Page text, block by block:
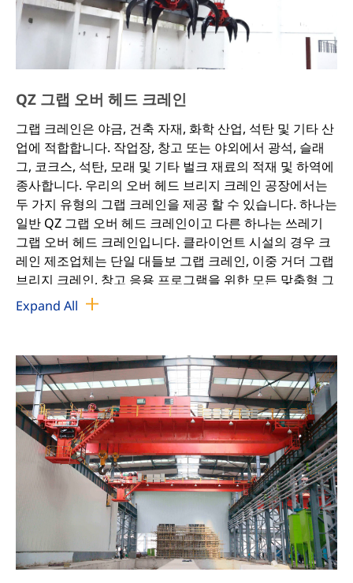
가변 후크 거리가 있는 갠트리 후크 스프레더.
견고한 가이드 포스트가 있는 갠트리 후크 스프레더.
정확한 계량 및 하중 표시.
QZ 그랩 오버 헤드 크레인
그랩 크레인은 야금, 건축 자재, 화학 산업, 석탄 및 기타 산
업에 적합합니다. 작업장, 창고 또는 야외에서 광석, 슬래
그, 코크스, 석탄, 모래 및 기타 벌크 재료의 적재 및 하역에
종사합니다. 우리의 오버 헤드 브리지 크레인 공장에서는
두 가지 유형의 그랩 크레인을 제공 할 수 있습니다. 하나는
일반 QZ 그랩 오버 헤드 크레인이고 다른 하나는 쓰레기
그랩 오버 헤드 크레인입니다. 클라이언트 시설의 경우 크
레인 제조업체는 단일 대들보 그랩 크레인, 이중 거더 그랩
브리지 크레인, 창고 응용 프로그램을 위한 모든 맞춤형 그
랩 버킷 크레인을 제공할 수 있습니다.
이 크레인은 중장비이며 작업 의무는 A6입니다.
운전실에 들어가는 입구는 끝 입구, 측면 입구 및 상단 입
구로 나뉩니다.
크레인 정격 리프팅 용량에는 그래브 중량이 포함됩니
다.
Grab의 열린 방향은 메인 빔과 평행과 수직으로 나뉩니
그랩은 다른 작업 의무 및 재료에 따라 이중 또는 4개의
와이어 로프, 기계식 또는 전기식 유압식일 수 있습니다.
그랩은 자연 축적 상태의 벌크 재료에만 적합합니다. 수
Expand All